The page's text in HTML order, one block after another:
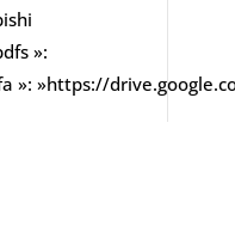
»:
»: »https://